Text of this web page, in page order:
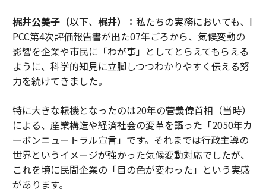
梶井公美子（以下、 梶井）： 私たちの実務においても、I
PCC第4次評価報告書が出た07年ごろから、気候変動の
影響を企業や市民に「わが事」としてとらえてもらえる
ように、科学的知見に立脚しつつわかりやすく伝える努
力を続けてきました。
特に大きな転機となったのは20年の菅義偉首相（当時）
による、産業構造や経済社会の変革を謳った「2050年カ
ーボンニュートラル宣言」です。それまでは行政主導の
世界というイメージが強かった気候変動対応でしたが、
これを境に民間企業の「目の色が変わった」という実感
があります。